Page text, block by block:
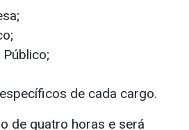
de cada cargo.
de quatro horas e será